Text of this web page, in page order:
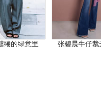
绻的绿意里 张碧晨牛仔裁